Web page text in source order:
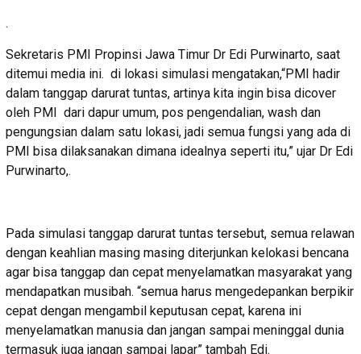
.
Sekretaris PMI Propinsi Jawa Timur Dr Edi Purwinarto, saat
ditemui media ini. di lokasi simulasi mengatakan,“PMI hadir
dalam tanggap darurat tuntas, artinya kita ingin bisa dicover
oleh PMI dari dapur umum, pos pengendalian, wash dan
pengungsian dalam satu lokasi, jadi semua fungsi yang ada di
PMI bisa dilaksanakan dimana idealnya seperti itu,” ujar Dr Edi
Purwinarto,.
Pada simulasi tanggap darurat tuntas tersebut, semua relawan
dengan keahlian masing masing diterjunkan kelokasi bencana
agar bisa tanggap dan cepat menyelamatkan masyarakat yang
mendapatkan musibah. “semua harus mengedepankan berpikir
cepat dengan mengambil keputusan cepat, karena ini
menyelamatkan manusia dan jangan sampai meninggal dunia
termasuk juga jangan sampai lapar” tambah Edi.